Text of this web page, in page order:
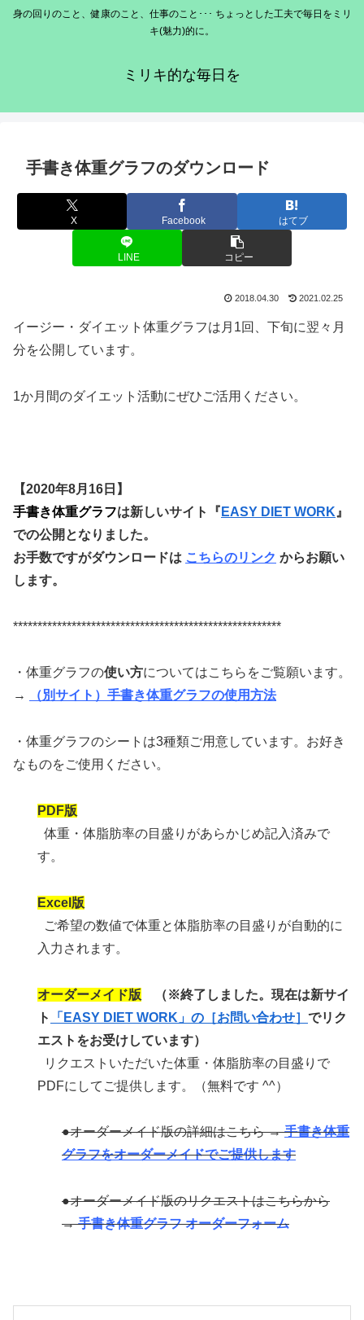
身の回りのこと、健康のこと、仕事のこと･･･ ちょっとした工夫で毎日をミリ
キ(魅力)的に。
ミリキ的な毎日を
手書き体重グラフのダウンロード
X Facebook はてブ
LINE コピー
2018.04.30 2021.02.25
イージー・ダイエット体重グラフは月1回、下旬に翌々月
分を公開しています。
1か月間のダイエット活動にぜひご活用ください。
【2020年8月16日】
手書き体重グラフは新しいサイト『 EASY DIET WORK 』
での公開となりました。
お手数ですがダウンロードは こちらのリンク からお願い
します。
*******************************************************
・体重グラフの使い方についてはこちらをご覧願います。
→
（別サイト）手書き体重グラフの使用方法
・体重グラフのシートは3種類ご用意しています。お好き
なものをご使用ください。
PDF版
体重・体脂肪率の目盛りがあらかじめ記入済みで
す。
Excel版
ご希望の数値で体重と体脂肪率の目盛りが自動的に
入力されます。
オーダーメイド版 （※終了しました。現在は新サイ
ト
「EASY DIET WORK」の［お問い合わせ］ でリク
エストをお受けしています）
リクエストいただいた体重・体脂肪率の目盛りで
PDFにしてご提供します。（無料です ^^）
●オーダーメイド版の詳細はこちら →手書き体重
グラフをオーダーメイドでご提供します
●オーダーメイド版のリクエストはこちらから
→手書き体重グラフ オーダーフォーム